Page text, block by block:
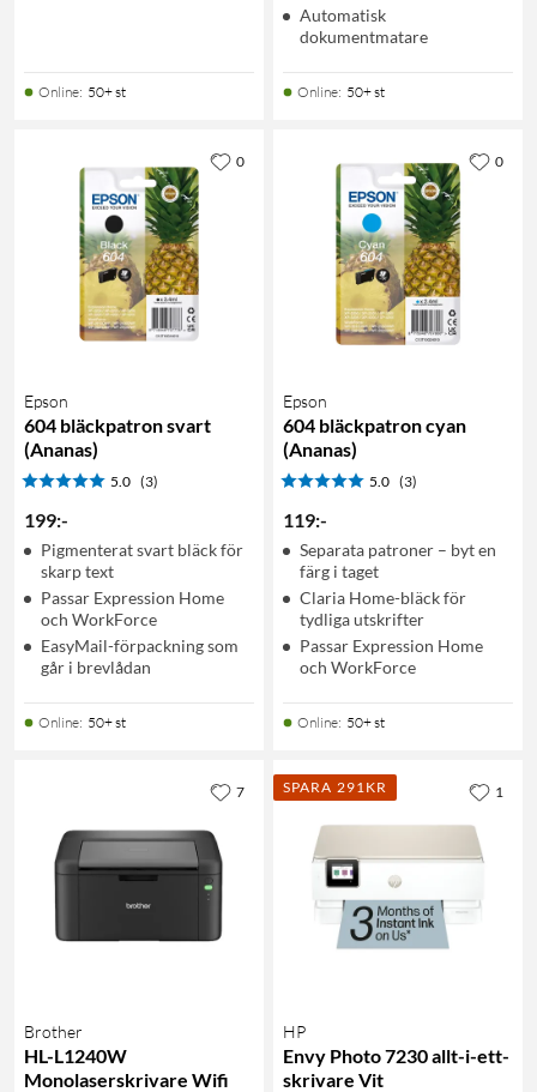
Online: 50+ st
Automatisk
dokumentmatare
Online: 50+ st
Epson
604 bläckpatron svart
(Ananas)
5.0 (3)
199:-
Pigmenterat svart bläck för
skarp text
Passar Expression Home
och WorkForce
EasyMail-förpackning som
går i brevlådan
Online: 50+ st
0
Epson
604 bläckpatron cyan
(Ananas)
5.0 (3)
119:-
Separata patroner – byt en
färg i taget
Claria Home-bläck för
tydliga utskrifter
Passar Expression Home
och WorkForce
Online: 50+ st
0
Brother
HL-L1240W
Monolaserskrivare Wifi
7 SPARA 291KR
HP
Envy Photo 7230 allt-i-ett-
skrivare Vit
1